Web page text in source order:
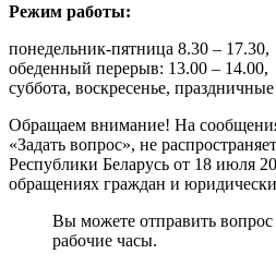
Режим работы:
понедельник-пятница 8.30 – 17.30,
обеденный перерыв: 13.00 – 14.00,
суббота, воскресенье,
Обращаем внимание! На
«Задать вопрос», не
Республики Беларусь от 18 июля
обращениях граждан и
Вы можете отправить
рабочие часы.